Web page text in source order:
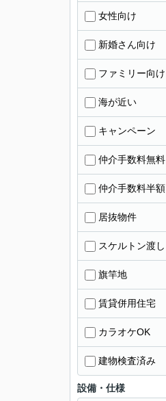
女性向け
新婚さん向け
ファミリー向け
海が近い
キャンペーン
仲介手数料無料
仲介手数料半額
居抜物件
スケルトン渡し
旗竿地
賃貸併用住宅
カラオケOK
建物検査済み
設備・仕様